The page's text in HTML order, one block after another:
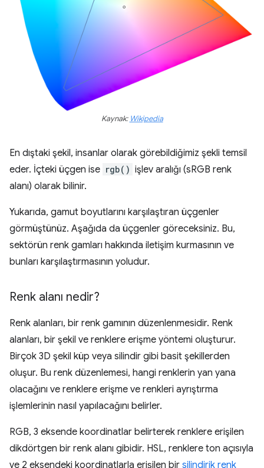
Kaynak: Wikipedia
En dıştaki şekil, insanlar olarak görebildiğimiz şekli temsil
eder. İçteki üçgen ise rgb() işlev aralığı (sRGB renk
alanı) olarak bilinir.
Yukarıda, gamut boyutlarını karşılaştıran üçgenler
görmüştünüz. Aşağıda da üçgenler göreceksiniz. Bu,
sektörün renk gamları hakkında iletişim kurmasının ve
bunları karşılaştırmasının yoludur.
Renk alanı nedir?
Renk alanları, bir renk gamının düzenlenmesidir. Renk
alanları, bir şekil ve renklere erişme yöntemi oluşturur.
Birçok 3D şekil küp veya silindir gibi basit şekillerden
oluşur. Bu renk düzenlemesi, hangi renklerin yan yana
olacağını ve renklere erişme ve renkleri ayrıştırma
işlemlerinin nasıl yapılacağını belirler.
RGB, 3 eksende koordinatlar belirterek renklere erişilen
dikdörtgen bir renk alanı gibidir. HSL, renklere ton açısıyla
ve 2 eksendeki koordinatlarla erişilen bir silindirik renk